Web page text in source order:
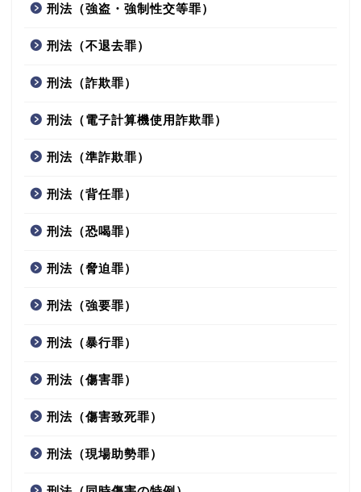
刑法（強盗・強制性交等罪）
刑法（不退去罪）
刑法（詐欺罪）
刑法（電子計算機使用詐欺罪）
刑法（準詐欺罪）
刑法（背任罪）
刑法（恐喝罪）
刑法（脅迫罪）
刑法（強要罪）
刑法（暴行罪）
刑法（傷害罪）
刑法（傷害致死罪）
刑法（現場助勢罪）